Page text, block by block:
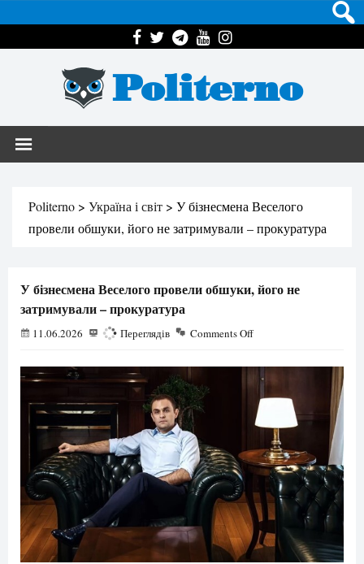
Politerno
Politerno > Україна і світ > У бізнесмена Веселого
провели обшуки, його не затримували – прокуратура
У бізнесмена Веселого провели обшуки, його не
затримували – прокуратура
11.06.2026 280 Переглядів Comments Off